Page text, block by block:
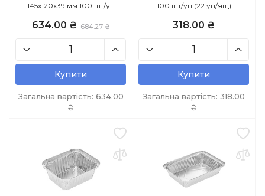
145х120х39 мм 100 шт/уп
634.00 ₴ 684.27 ₴
Купити
Загальна вартість: 634.00
₴
100 шт/уп (22 уп/ящ)
318.00 ₴
Купити
Загальна вартість: 318.00
₴